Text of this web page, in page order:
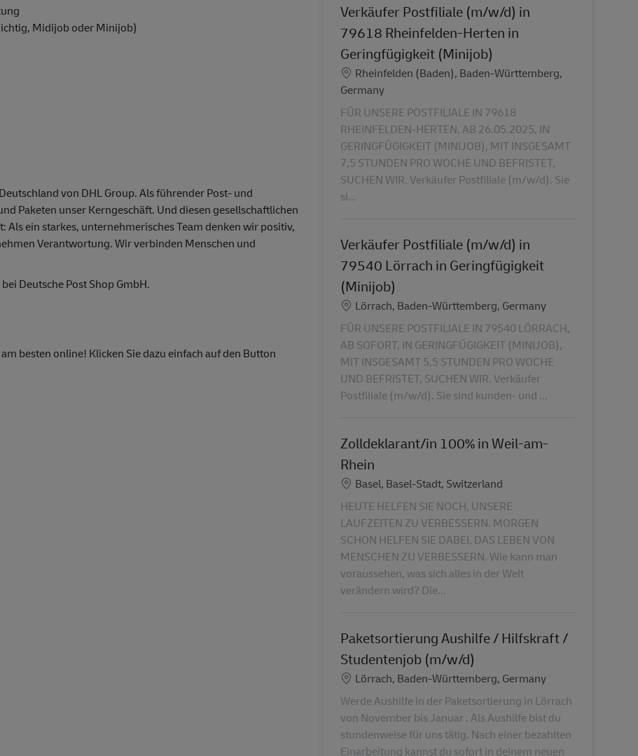
Midijob oder Minijob)
von DHL Group. Als führender Post- und
Paketen unser Kerngeschäft. Und diesen gesellschaftlichen
ein starkes, unternehmerisches Team denken wir positiv,
Verantwortung. Wir verbinden Menschen und
Deutsche Post Shop GmbH.
besten online! Klicken Sie dazu einfach auf den Button
Verkäufer Postfiliale (m/w/d) in
79618 Rheinfelden-Herten in
Geringfügigkeit (Minijob)
Ubicación
Rheinfelden (Baden), Baden-Württemberg,
Germany
FÜR UNSERE POSTFILIALE IN 79618
RHEINFELDEN-HERTEN, AB 26.05.2025, IN
GERINGFÜGIGKEIT (MINIJOB), MIT INSGESAMT
7,5 STUNDEN PRO WOCHE UND BEFRISTET,
SUCHEN WIR. Verkäufer Postfiliale (m/w/d). Sie
si...
Verkäufer Postfiliale (m/w/d) in
79540 Lörrach in Geringfügigkeit
(Minijob)
Ubicación
Lörrach, Baden-Württemberg, Germany
FÜR UNSERE POSTFILIALE IN 79540 LÖRRACH,
AB SOFORT, IN GERINGFÜGIGKEIT (MINIJOB),
MIT INSGESAMT 5,5 STUNDEN PRO WOCHE
UND BEFRISTET, SUCHEN WIR. Verkäufer
Postfiliale (m/w/d). Sie sind kunden- und ...
Zolldeklarant/in 100% in Weil-am-
Rhein
Ubicación
Basel, Basel-Stadt, Switzerland
HEUTE HELFEN SIE NOCH, UNSERE
LAUFZEITEN ZU VERBESSERN. MORGEN
SCHON HELFEN SIE DABEI, DAS LEBEN VON
MENSCHEN ZU VERBESSERN. Wie kann man
voraussehen, was sich alles in der Welt
verändern wird? Die...
Paketsortierung Aushilfe / Hilfskraft /
Studentenjob (m/w/d)
Ubicación
Lörrach, Baden-Württemberg, Germany
Werde Aushilfe in der Paketsortierung in Lörrach
von November bis Januar . Als Aushilfe bist du
stundenweise für uns tätig. Nach einer bezahlten
Einarbeitung kannst du sofort in deinem neuen